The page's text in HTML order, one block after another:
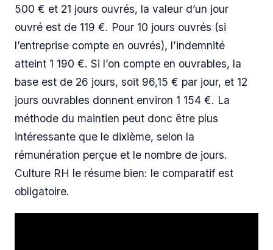
500 € et 21 jours ouvrés, la valeur d’un jour
ouvré est de 119 €. Pour 10 jours ouvrés (si
l’entreprise compte en ouvrés), l’indemnité
atteint 1 190 €. Si l’on compte en ouvrables, la
base est de 26 jours, soit 96,15 € par jour, et 12
jours ouvrables donnent environ 1 154 €. La
méthode du maintien peut donc être plus
intéressante que le dixième, selon la
rémunération perçue et le nombre de jours.
Culture RH le résume bien: le comparatif est
obligatoire.